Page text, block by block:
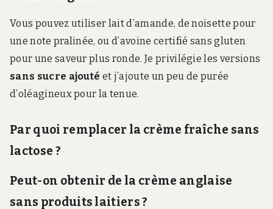
Vous pouvez utiliser lait d’amande, de noisette pour
une note pralinée, ou d’avoine certifié sans gluten
pour une saveur plus ronde. Je privilégie les versions
sans sucre ajouté et j’ajoute un peu de purée
d’oléagineux pour la tenue.
Par quoi remplacer la crème fraîche sans
lactose ?
Peut-on obtenir de la crème anglaise
sans produits laitiers ?